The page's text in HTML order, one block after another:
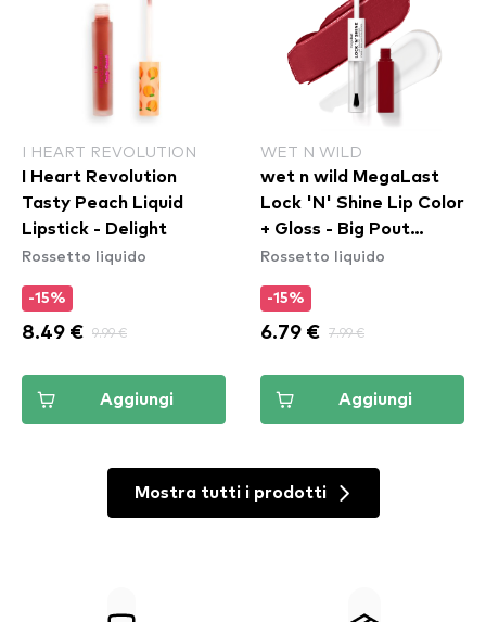
I HEART REVOLUTION
I Heart Revolution
Tasty Peach Liquid
Lipstick - Delight
Rossetto liquido
-15%
8.49 € 9.99 €
Aggiungi
WET N WILD
wet n wild MegaLast
Lock 'N' Shine Lip Color
+ Gloss - Big Pout
Energy
Rossetto liquido
-15%
6.79 € 7.99 €
Aggiungi
Mostra tutti i prodotti